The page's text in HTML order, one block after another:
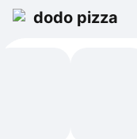
dodo pizza